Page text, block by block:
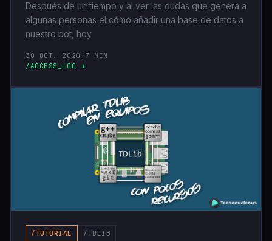
Después de un tiempo y al ver las dudas que genera a
algunas personas el cómo añadir una base de datos a
nuestro bot, hoy
30 OCT. 2020
7 MIN
/ACCESS_LOG →
/TUTORIAL /TDLIB